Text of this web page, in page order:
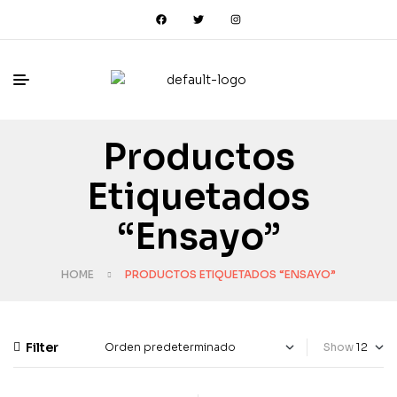
Productos
Etiquetados
“Ensayo”
HOME PRODUCTOS ETIQUETADOS “ENSAYO”
Filter Show